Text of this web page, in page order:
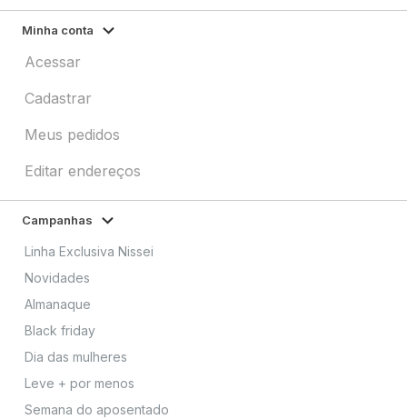
Minha conta
Acessar
Cadastrar
Meus pedidos
Editar endereços
Campanhas
Linha Exclusiva Nissei
Novidades
Almanaque
Black friday
Dia das mulheres
Leve + por menos
Semana do aposentado